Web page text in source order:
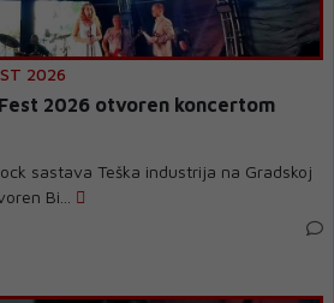
2026
2026 otvoren koncertom
sastava Teška industrija na Gradskoj
Bi...